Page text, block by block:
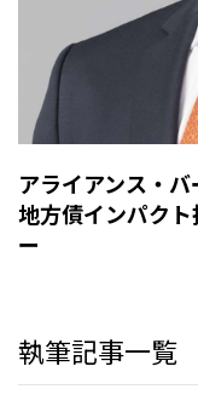
アライアンス・
地方債インパク
ー
執筆記事一覧